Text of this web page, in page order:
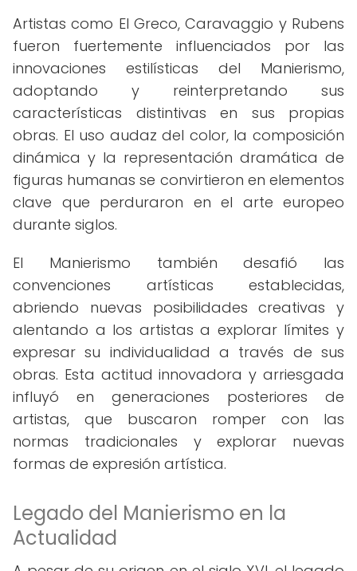
Artistas como El Greco, Caravaggio y Rubens
fueron fuertemente influenciados por las
innovaciones estilísticas del Manierismo,
adoptando y reinterpretando sus
características distintivas en sus propias
obras. El uso audaz del color, la composición
dinámica y la representación dramática de
figuras humanas se convirtieron en elementos
clave que perduraron en el arte europeo
durante siglos.
El Manierismo también desafió las
convenciones artísticas establecidas,
abriendo nuevas posibilidades creativas y
alentando a los artistas a explorar límites y
expresar su individualidad a través de sus
obras. Esta actitud innovadora y arriesgada
influyó en generaciones posteriores de
artistas, que buscaron romper con las
normas tradicionales y explorar nuevas
formas de expresión artística.
Legado del Manierismo en la
Actualidad